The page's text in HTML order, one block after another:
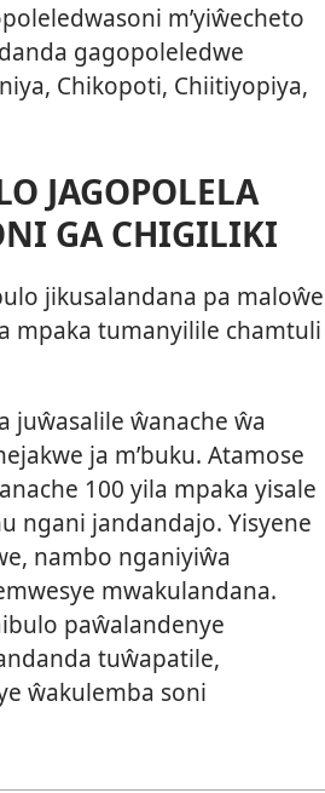
m’yiŵecheto
gagopoleledwe
Chikopoti, Chiitiyopiya,
JAGOPOLELA
GA CHIGILIKI
jikusalandana pa maloŵe
mpaka tumanyilile chamtuli
juŵasalile ŵanache ŵa
ja m’buku. Atamose
100 yila mpaka yisale
ngani jandandajo. Yisyene
nambo nganiyiŵa
mwakulandana.
paŵalandenye
tuŵapatile,
ŵakulemba soni